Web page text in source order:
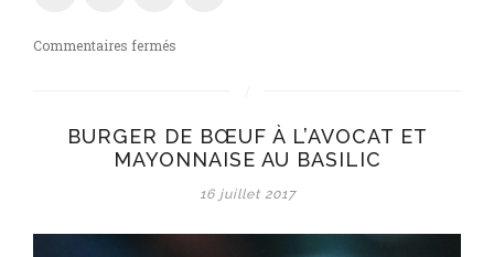
Commentaires fermés
à
l’avocat
mayonnaise
BURGER DE BŒUF À L’AVOCAT ET
MAYONNAISE AU BASILIC
16 juillet 2017